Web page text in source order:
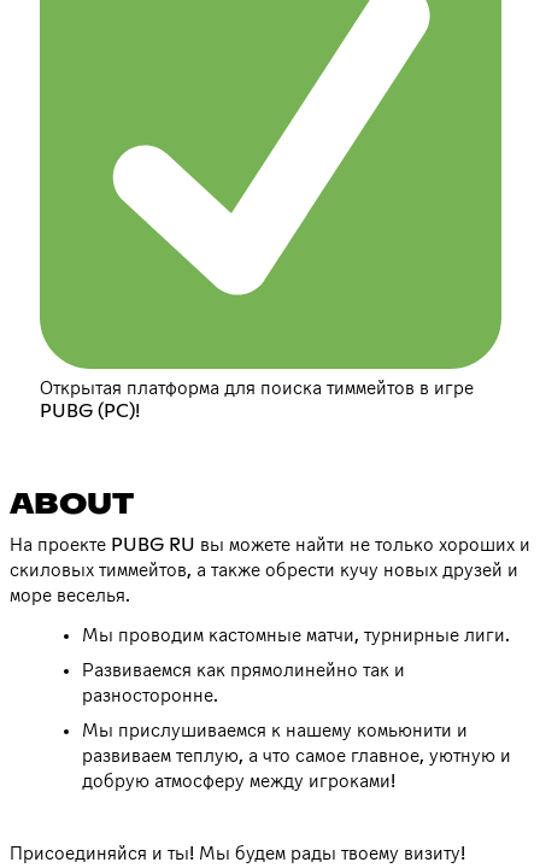
Открытая платформа для поиска тиммейтов в игре
PUBG (PC)!
ABOUT
На проекте PUBG RU вы можете найти не только хороших и
скиловых тиммейтов, а также обрести кучу новых друзей и
море веселья.
Мы проводим кастомные матчи, турнирные лиги.
Развиваемся как прямолинейно так и
разносторонне.
Мы прислушиваемся к нашему комьюнити и
развиваем теплую, а что самое главное, уютную и
добрую атмосферу между игроками!
Присоединяйся и ты! Мы будем рады твоему визиту!